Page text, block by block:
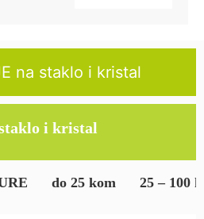
na staklo i kristal
i kristal
do 25 kom 25 – 100